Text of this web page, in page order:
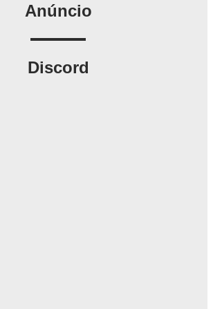
Anúncio
Discord